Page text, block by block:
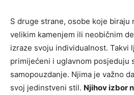
S druge strane, osobe koje biraju
velikim kamenjem ili neobičnim
izraze svoju individualnost. Takvi
primijećeni i uglavnom posjeduju
samopouzdanje. Njima je važno
svoj jedinstveni stil. Njihov izbor